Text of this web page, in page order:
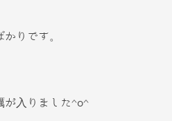
りです。
が入りました^o^